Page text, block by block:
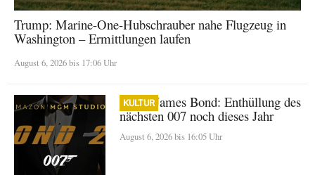
Trump: Marine-One-Hubschrauber nahe Flugzeug in
Washington – Ermittlungen laufen
August 6, 2026 bis 17:06 Uhr
KULTUR
Neuer James Bond: Enthüllung des
nächsten 007 noch dieses Jahr
August 6, 2026 bis 16:05 Uhr